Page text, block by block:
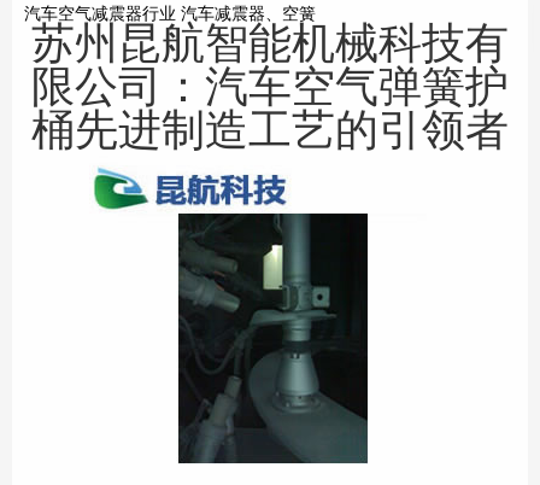
汽车空气减震器行业 汽车减震器、空簧
苏州昆航智能机械科技有
限公司：汽车空气弹簧护
桶先进制造工艺的引领者